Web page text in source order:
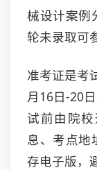
械设计案例
轮未录取可
准考证是考
月16日-20
试前由院
息、考点地
存电子版，